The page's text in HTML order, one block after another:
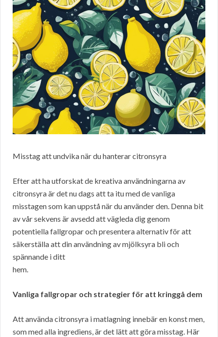
Misstag att undvika när du hanterar citronsyra
Efter att ha utforskat de kreativa användningarna av
citronsyra är det nu dags att ta itu med de vanliga
misstagen som kan uppstå när du använder den. Denna bit
av vår sekvens är avsedd att vägleda dig genom
potentiella fallgropar och presentera alternativ för att
säkerställa att din användning av mjölksyra bli och
spännande i ditt
hem.
Vanliga fallgropar och strategier för att kringgå dem
Att använda citronsyra i matlagning innebär en konst men,
som med alla ingrediens, är det lätt att göra misstag. Här